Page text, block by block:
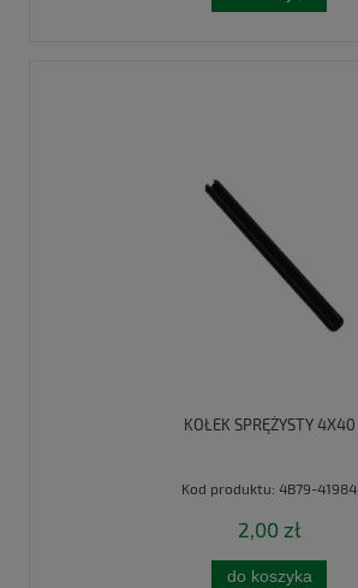
KOŁEK SPRĘŻYSTY 4X40
Kod produktu: 4B79-41984
2,00 zł
do koszyka